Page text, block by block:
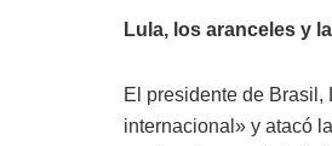
Lula, los aranceles y
El presidente de
internacional» y atacó